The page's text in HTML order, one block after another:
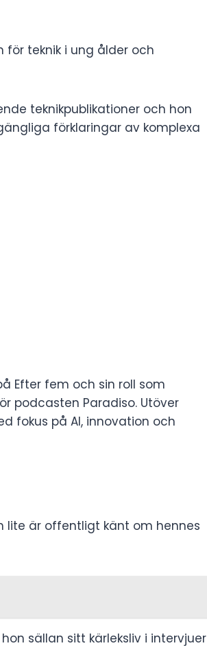
för teknik i ung ålder och
teknikpublikationer och hon
förklaringar av komplexa
Efter fem och sin roll som
podcasten Paradiso. Utöver
fokus på AI, innovation och
lite är offentligt känt om hennes
sällan sitt kärleksliv i intervjuer